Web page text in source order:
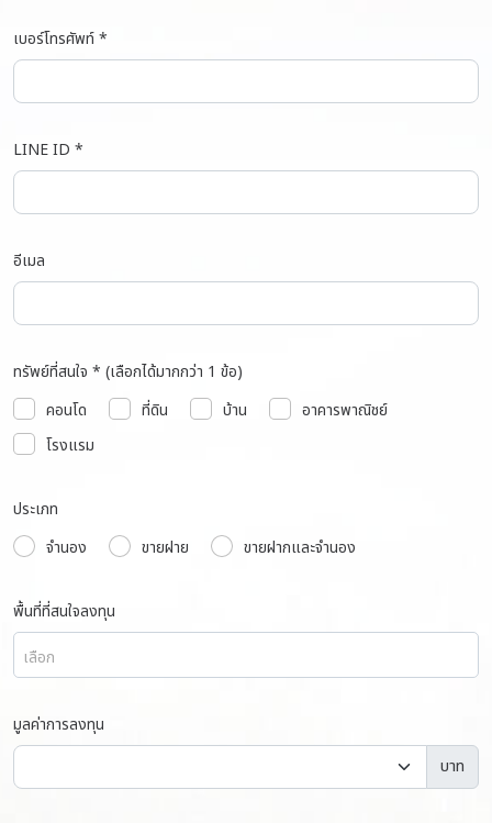
เบอร์โทรศัพท์ *
LINE ID *
อีเมล
ทรัพย์ที่สนใจ * (เลือกได้มากกว่า 1 ข้อ)
คอนโด
ที่ดิน บ้าน
อาคารพาณิชย์
โรงแรม
ประเภท
จำนอง
ขายฝาย ขายฝากและจำนอง
พื้นที่ที่สนใจลงทุน
เลือก
มูลค่าการลงทุน
บาท